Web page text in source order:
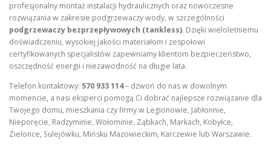
profesjonalny montaż instalacji hydraulicznych oraz nowoczesne
rozwiązania w zakresie podgrzewaczy wody, w szczególności
podgrzewaczy bezprzepływowych (tankless). Dzięki wieloletniemu
doświadczeniu, wysokiej jakości materiałom i zespołowi
certyfikowanych specjalistów zapewniamy klientom bezpieczeństwo,
oszczędność energii i niezawodność na długie lata.
Telefon kontaktowy: 570 933 114– dzwoń do nas w dowolnym
momencie, a nasi eksperci pomogą Ci dobrać najlepsze rozwiązanie dla
Twojego domu, mieszkania czy firmy w Legionowie, Jabłonnie,
Nieporęcie, Radzyminie, Wołominie, Ząbkach, Markach, Kobyłce,
Zielonce, Sulejówku, Mińsku Mazowieckim, Karczewie lub Warszawie.